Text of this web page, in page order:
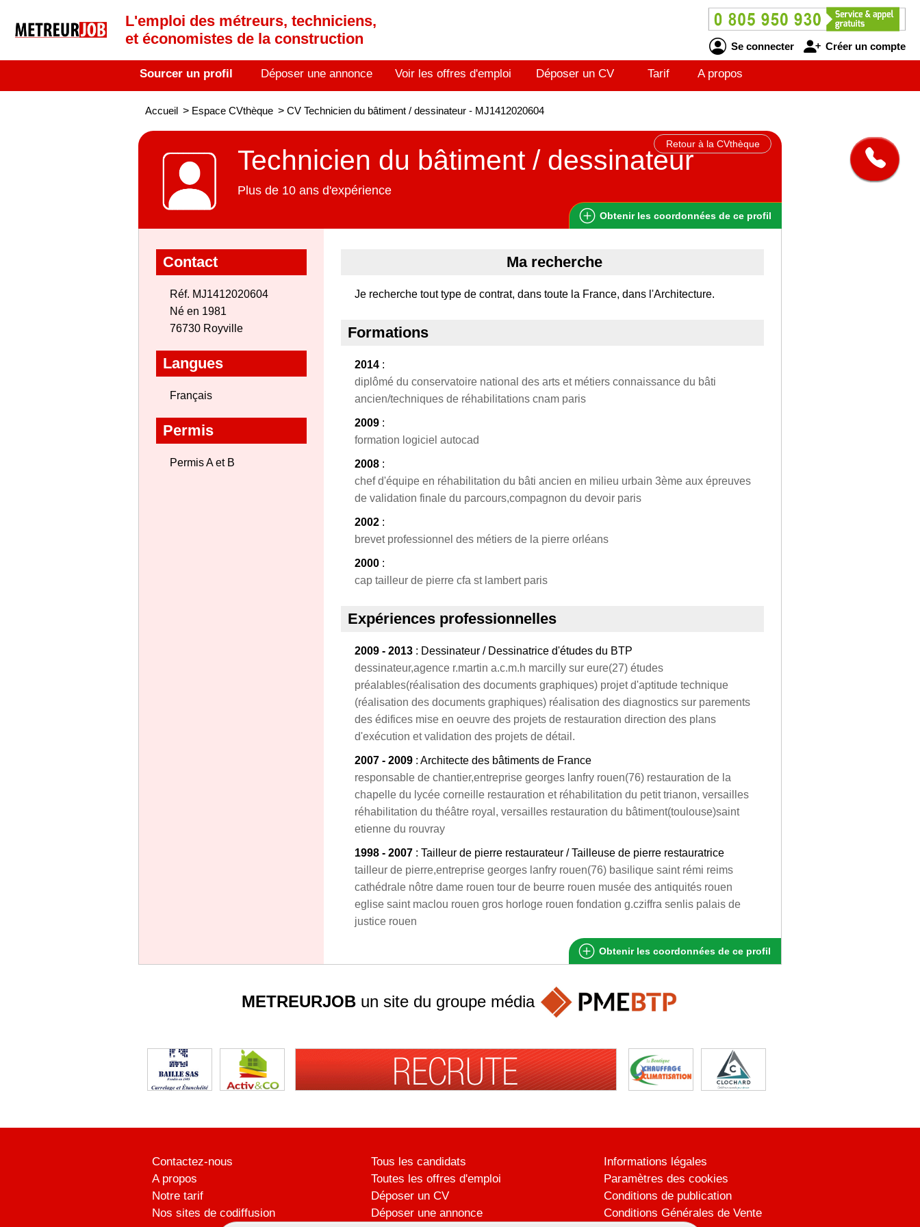
L'emploi des métreurs, techniciens,
et économistes de la construction
Se connecter Créer un compte
Sourcer un profil Déposer une annonce Voir les offres d'emploi Déposer un CV Tarif A propos
Accueil > Espace CVthèque > CV Technicien du bâtiment / dessinateur - MJ1412020604
Retour à la CVthèque
Technicien du bâtiment / dessinateur
Plus de 10 ans d'expérience
Obtenir les coordonnées de ce profil
Contact
Réf. MJ1412020604
Né en 1981
76730 Royville
Langues
Français
Permis
Permis A et B
Ma recherche
Je recherche tout type de contrat, dans toute la France, dans l'Architecture.
Formations
2014 :
diplômé du conservatoire national des arts et métiers connaissance du bâti
ancien/techniques de réhabilitations cnam paris
2009 :
formation logiciel autocad
2008 :
chef d'équipe en réhabilitation du bâti ancien en milieu urbain 3ème aux épreuves
de validation finale du parcours,compagnon du devoir paris
2002 :
brevet professionnel des métiers de la pierre orléans
2000 :
cap tailleur de pierre cfa st lambert paris
Expériences professionnelles
2009 - 2013 : Dessinateur / Dessinatrice d'études du BTP
dessinateur,agence r.martin a.c.m.h marcilly sur eure(27) études
préalables(réalisation des documents graphiques) projet d'aptitude technique
(réalisation des documents graphiques) réalisation des diagnostics sur parements
des édifices mise en oeuvre des projets de restauration direction des plans
d'exécution et validation des projets de détail.
2007 - 2009 : Architecte des bâtiments de France
responsable de chantier,entreprise georges lanfry rouen(76) restauration de la
chapelle du lycée corneille restauration et réhabilitation du petit trianon, versailles
réhabilitation du théâtre royal, versailles restauration du bâtiment(toulouse)saint
etienne du rouvray
1998 - 2007 : Tailleur de pierre restaurateur / Tailleuse de pierre restauratrice
tailleur de pierre,entreprise georges lanfry rouen(76) basilique saint rémi reims
cathédrale nôtre dame rouen tour de beurre rouen musée des antiquités rouen
eglise saint maclou rouen gros horloge rouen fondation g.cziffra senlis palais de
justice rouen
Obtenir les coordonnées de ce profil
METREURJOB un site du groupe média
Contactez-nous
A propos
Notre tarif
Nos sites de codiffusion
Tous les candidats
Toutes les offres d'emploi
Déposer un CV
Déposer une annonce
Informations légales
Paramètres des cookies
Conditions de publication
Conditions Générales de Vente